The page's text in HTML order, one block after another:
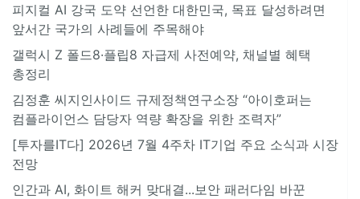
피지컬 AI 강국 도약 선언한 대한민국, 목표 달성하려면
앞서간 국가의 사례들에 주목해야
갤럭시 Z 폴드8·플립8 자급제 사전예약, 채널별 혜택
총정리
김정훈 씨지인사이드 규제정책연구소장 “아이호퍼는
컴플라이언스 담당자 역량 확장을 위한 조력자”
[투자를IT다] 2026년 7월 4주차 IT기업 주요 소식과 시장
전망
인간과 AI, 화이트 해커 맞대결...보안 패러다임 바꾼